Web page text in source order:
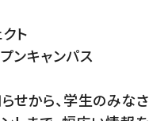
ト
ンキャンパス
せから、学生のみなさ